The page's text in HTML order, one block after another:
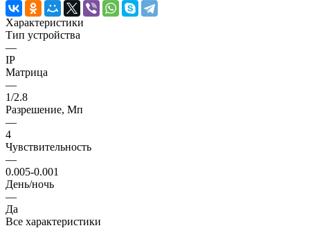
Характеристики
Тип устройства
—
IP
Матрица
—
1/2.8
Разрешение, Мп
—
4
Чувствительность
—
0.005-0.001
День/ночь
—
Да
Все характеристики